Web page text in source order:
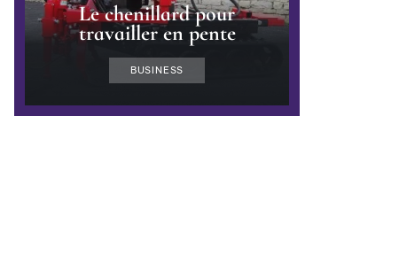
Le chenillard pour
travailler en pente
BUSINESS